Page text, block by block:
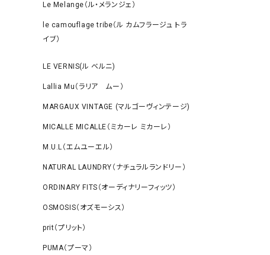
Le Melange（ル・メランジェ）
le camouflage tribe（ル カムフラージュ トラ
イブ）
LE VERNIS(ル ベルニ)
Lallia Mu（ラリア ムー）
MARGAUX VINTAGE (マルゴーヴィンテージ)
MICALLE MICALLE（ミカーレ ミカーレ）
M.U.L（エムユーエル）
NATURAL LAUNDRY（ナチュラルランドリー）
ORDINARY FITS（オーディナリーフィッツ）
OSMOSIS（オズモーシス）
prit（プリット）
PUMA（プーマ）